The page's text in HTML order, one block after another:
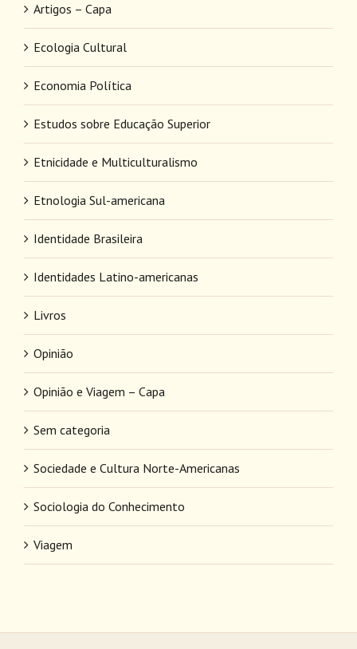
Artigos – Capa
Ecologia Cultural
Economia Política
Estudos sobre Educação Superior
Etnicidade e Multiculturalismo
Etnologia Sul-americana
Identidade Brasileira
Identidades Latino-americanas
Livros
Opinião
Opinião e Viagem – Capa
Sem categoria
Sociedade e Cultura Norte-Americanas
Sociologia do Conhecimento
Viagem